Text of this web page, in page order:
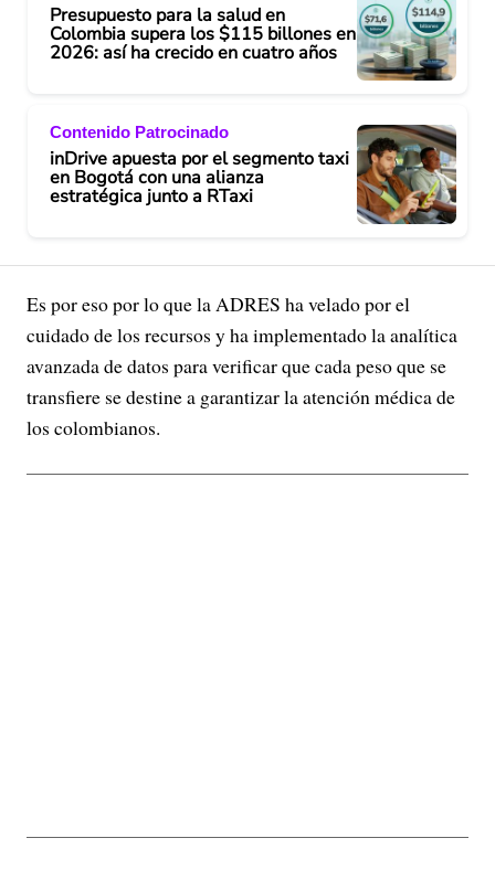
Presupuesto para la salud en
Colombia supera los $115 billones en
2026: así ha crecido en cuatro años
Contenido Patrocinado
inDrive apuesta por el segmento taxi
en Bogotá con una alianza
estratégica junto a RTaxi
Es por eso por lo que la ADRES ha velado por el
cuidado de los recursos y ha implementado la analítica
avanzada de datos para verificar que cada peso que se
transfiere se destine a garantizar la atención médica de
los colombianos.